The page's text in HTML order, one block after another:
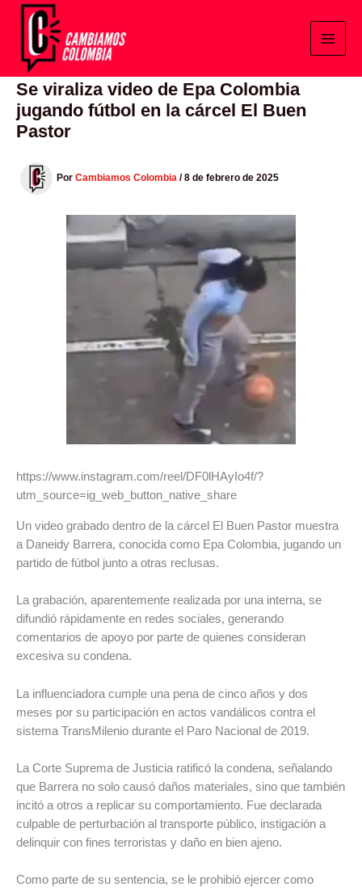
contenido
Se viraliza video de Epa Colombia
jugando fútbol en la cárcel El Buen
Pastor
Por Cambiamos Colombia /8 de febrero de 2025
https://www.instagram.com/reel/DF0lHAyIo4f/?
utm_source=ig_web_button_native_share
Un video grabado dentro de la cárcel El Buen Pastor muestra
a Daneidy Barrera, conocida como Epa Colombia, jugando un
partido de fútbol junto a otras reclusas.
La grabación, aparentemente realizada por una interna, se
difundió rápidamente en redes sociales, generando
comentarios de apoyo por parte de quienes consideran
excesiva su condena.
La influenciadora cumple una pena de cinco años y dos
meses por su participación en actos vandálicos contra el
sistema TransMilenio durante el Paro Nacional de 2019.
La Corte Suprema de Justicia ratificó la condena, señalando
que Barrera no solo causó daños materiales, sino que también
incitó a otros a replicar su comportamiento. Fue declarada
culpable de perturbación al transporte público, instigación a
delinquir con fines terroristas y daño en bien ajeno.
Como parte de su sentencia, se le prohibió ejercer como